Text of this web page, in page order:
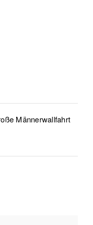
Männerwallfahrt